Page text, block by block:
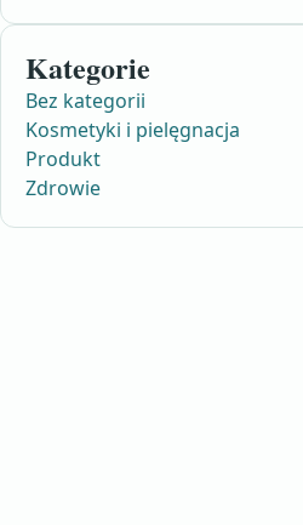
Kategorie
Bez kategorii
Kosmetyki i pielęgnacja
Produkt
Zdrowie